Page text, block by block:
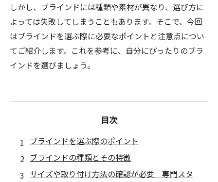
しかし、ブラインドには種類や素材が異なり、選び方に
よっては失敗してしまうこともあります。そこで、今回
はブラインドを選ぶ際に必要なポイントと注意点につい
てご紹介します。これを参考に、自分にぴったりのブラ
インドを選びましょう。
目次
ブラインドを選ぶ際のポイント
ブラインドの種類とその特徴
サイズや取り付け方法の確認が必要 専門スタ